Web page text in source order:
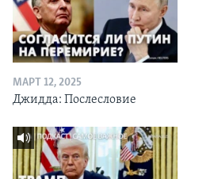
МАРТ 12, 2025
Джидда: Послесловие